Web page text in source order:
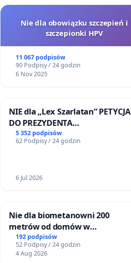
Nie dla obowiązku szczepień i
szczepionki HPV
11 067 podpisów
90 Podpisy / 24 godzin
6 Nov 2025
NIE dla „Lex Szarlatan” PETYCJA
DO PREZYDENTA
RZECZYPOSPOLITEJ POLSKIEJ
5 352 podpisów
62 Podpisy / 24 godzin
6 Jul 2026
Nie dla biometanowni 200
metrów od domów w
Biernatkach, gm. Wądroże
Wielkie
192 podpisów
52 Podpisy / 24 godzin
4 Aug 2026